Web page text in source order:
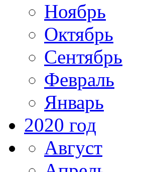
Ноябрь
Октябрь
Сентябрь
Февраль
Январь
2020 год
Август